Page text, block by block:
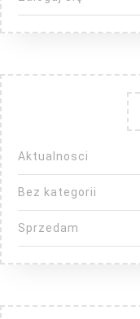
Aktualnosci
Bez kategorii
Sprzedam